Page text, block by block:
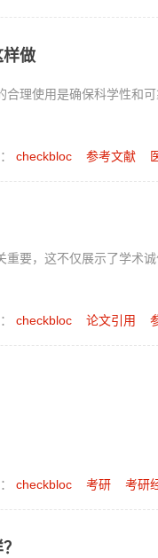
样做
理使用是确保科学性和
checkbloc 参考文献
要，这不仅展示了学术
checkbloc 论文引用
checkbloc 考研 考研